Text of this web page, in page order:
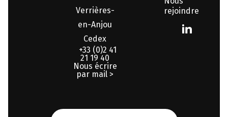
Verrières-
en-Anjou
Cedex
+33 (0)2 41
21 19 40
Nous écrire
par mail >
rejoindre